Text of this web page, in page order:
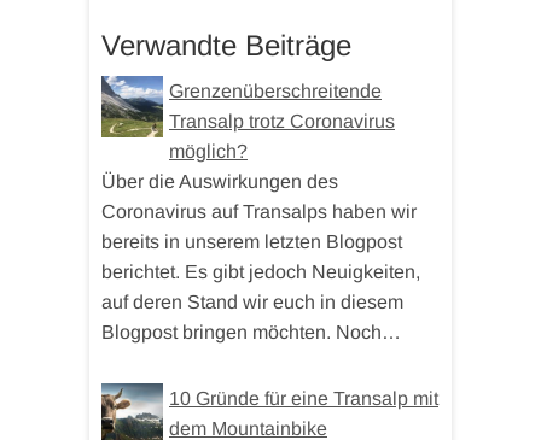
Verwandte Beiträge
Grenzenüberschreitende
Transalp trotz Coronavirus
möglich?
Über die Auswirkungen des
Coronavirus auf Transalps haben wir
bereits in unserem letzten Blogpost
berichtet. Es gibt jedoch Neuigkeiten,
auf deren Stand wir euch in diesem
Blogpost bringen möchten. Noch…
10 Gründe für eine Transalp mit
dem Mountainbike